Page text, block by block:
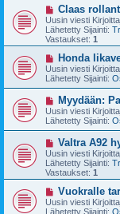
e
s
t
U
u
s
i
v
e
s
t
Claas
Uusin viesti
Lähetetty Sijainti:
Vastaukset: 1
U
u
s
i
v
e
s
t
Honda
Uusin viesti
Lähetetty Sijainti:
U
u
s
i
v
e
s
t
Myydään:
Uusin viesti
Lähetetty Sijainti:
U
u
s
i
v
s
Valtra A92
Uusin viesti
Lähetetty Sijainti:
Vastaukset: 1
U
u
s
Vuokralle
Uusin viesti
Lähetetty Sijainti: